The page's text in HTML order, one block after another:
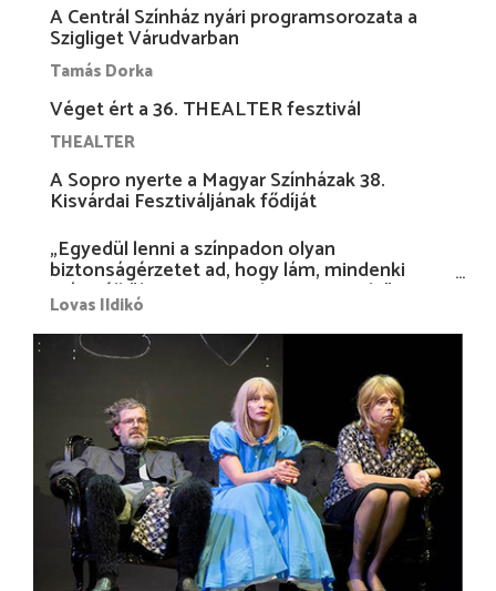
A Centrál Színház nyári programsorozata a
Szigliget Várudvarban
Tamás Dorka
Véget ért a 36. THEALTER fesztivál
THEALTER
A Sopro nyerte a Magyar Színházak 38.
Kisvárdai Fesztiváljának fődíját
„Egyedül lenni a színpadon olyan
biztonságérzetet ad, hogy lám, mindenki
más nélkül is megvagyok magammal…”
Lovas Ildikó